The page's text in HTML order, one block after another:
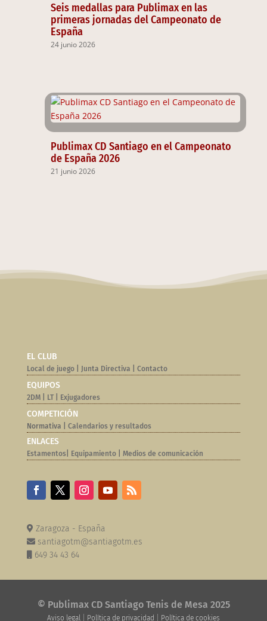
Seis medallas para Publimax en las
primeras jornadas del Campeonato de
España
24 junio 2026
Publimax CD Santiago en el Campeonato
de España 2026
21 junio 2026
EL CLUB
Local de juego| Junta Directiva Contacto
EQUIPOS
2DM| LT| Exjugadores
COMPETICIÓN
Normativa | Calendarios y resultados
ENLACES
Estamentos| Equipamiento| Medios de comunicación
Zaragoza - España
santiagotm@santiagotm.es
649 34 43 64
© Publimax CD Santiago Tenis de Mesa 2025
Aviso legal Política de privacidad Política de cookies